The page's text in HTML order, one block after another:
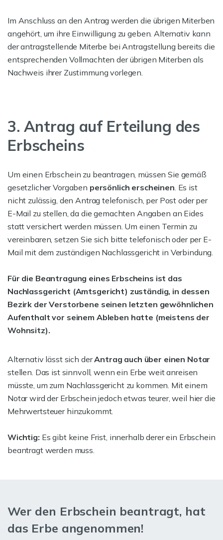
Im Anschluss an den Antrag werden die übrigen Miterben
angehört, um ihre Einwilligung zu geben. Alternativ kann
der antragstellende Miterbe bei Antragstellung bereits die
entsprechenden Vollmachten der übrigen Miterben als
Nachweis ihrer Zustimmung vorlegen.
3. Antrag auf Erteilung des
Erbscheins
Um einen Erbschein zu beantragen, müssen Sie gemäß
gesetzlicher Vorgaben persönlich erscheinen. Es ist
nicht zulässig, den Antrag telefonisch, per Post oder per
E-Mail zu stellen, da die gemachten Angaben an Eides
statt versichert werden müssen. Um einen Termin zu
vereinbaren, setzen Sie sich bitte telefonisch oder per E-
Mail mit dem zuständigen Nachlassgericht in Verbindung.
Für die Beantragung eines Erbscheins ist das
Nachlassgericht (Amtsgericht) zuständig, in dessen
Bezirk der Verstorbene seinen letzten gewöhnlichen
Aufenthalt vor seinem Ableben hatte (meistens der
Wohnsitz).
Alternativ lässt sich derAntrag auch über einen Notar
stellen. Das ist sinnvoll, wenn ein Erbe weit anreisen
müsste, um zum Nachlassgericht zu kommen. Mit einem
Notar wird der Erbschein jedoch etwas teurer, weil hier die
Mehrwertsteuer hinzukommt.
Wichtig: Es gibt keine Frist, innerhalb derer ein Erbschein
beantragt werden muss.
Wer den Erbschein beantragt, hat
das Erbe angenommen!